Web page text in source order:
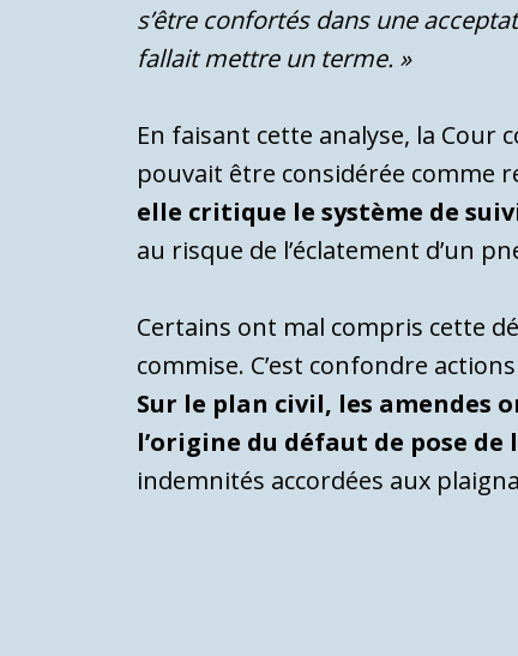
s’être confortés dans une
fallait mettre un terme. »
En faisant cette analyse, la
pouvait être considérée comme
elle critique le système de
au risque de l’éclatement d’un
Certains ont mal compris cette
commise. C’est confondre
Sur le plan civil, les amendes
l’origine du défaut de pose de
indemnités accordées aux